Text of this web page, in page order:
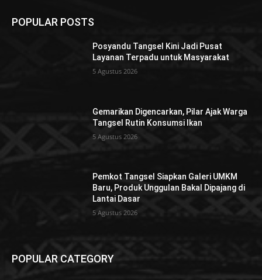
POPULAR POSTS
Posyandu Tangsel Kini Jadi Pusat
Layanan Terpadu untuk Masyarakat
5 Agustus 2026
Gemarikan Digencarkan, Pilar Ajak Warga
Tangsel Rutin Konsumsi Ikan
5 Agustus 2026
Pemkot Tangsel Siapkan Galeri UMKM
Baru, Produk Unggulan Bakal Dipajang di
Lantai Dasar
5 Agustus 2026
POPULAR CATEGORY